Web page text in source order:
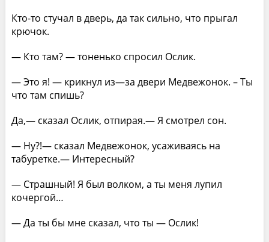
Кто-то стучал в дверь, да так сильно, что прыгал
крючок.
— Кто там? — тоненько спросил Ослик.
— Это я! — крикнул из—за двери Медвежонок. – Ты
что там спишь?
Да,— сказал Ослик, отпирая.— Я смотрел сон.
— Ну?!— сказал Медвежонок, усаживаясь на
табуретке.— Интересный?
— Страшный! Я был волком, а ты меня лупил
кочергой…
— Да ты бы мне сказал, что ты — Ослик!